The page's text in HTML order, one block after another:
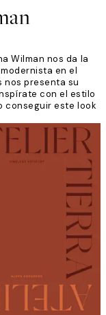
Wilman nos da la
en el
nos presenta su
con el estilo
conseguir este look